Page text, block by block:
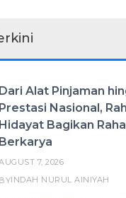
Dari Alat Pinjaman
Prestasi Nasional,
Hidayat Bagikan
Berkarya
7, 2026
BYINDAH NURUL AINIYAH